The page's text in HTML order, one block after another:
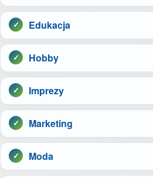
Edukacja
Hobby
Imprezy
Marketing
Moda